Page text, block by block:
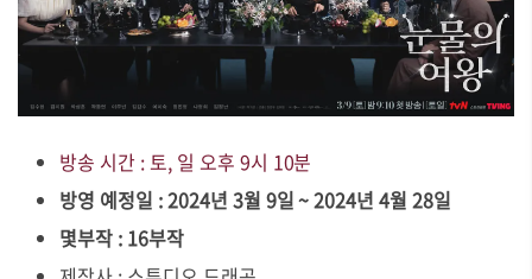
방송 시간 : 토, 일 오후 9시 10분
방영 예정일 : 2024년 3월 9일 ~ 2024년 4월 28일
몇부작 : 16부작